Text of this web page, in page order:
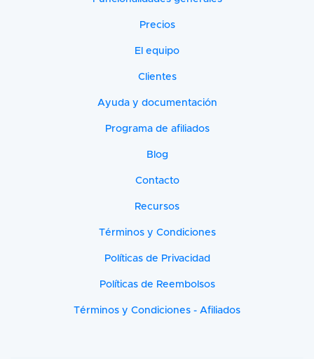
Precios
El equipo
Clientes
Ayuda y documentación
Programa de afiliados
Blog
Contacto
Recursos
Términos y Condiciones
Políticas de Privacidad
Políticas de Reembolsos
Términos y Condiciones - Afiliados